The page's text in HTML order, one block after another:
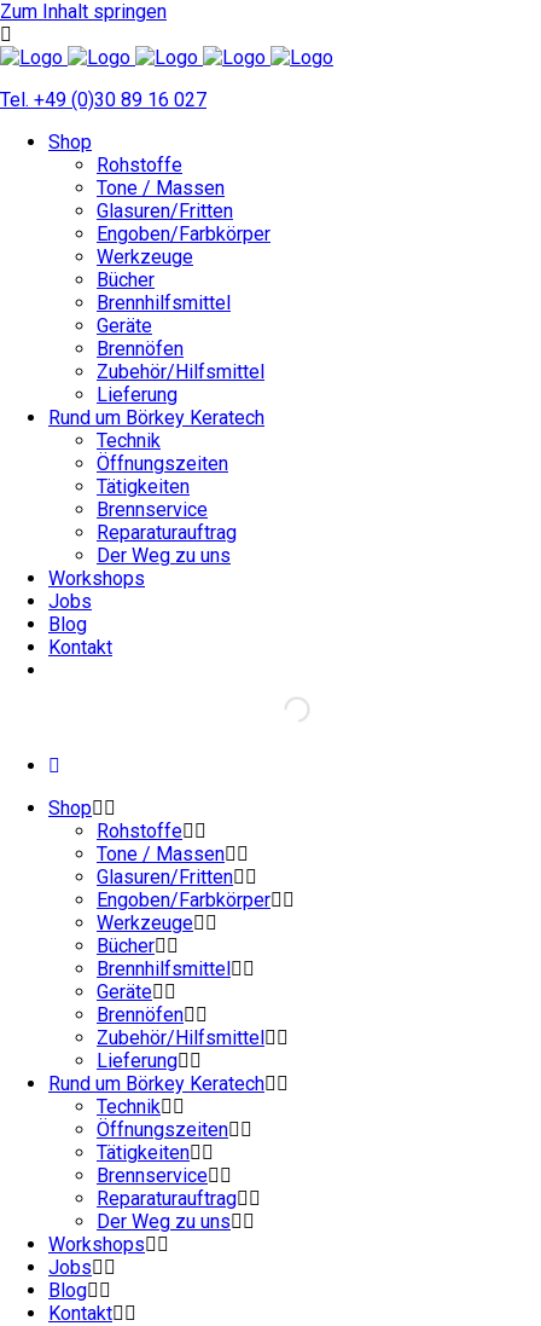
Zum Inhalt springen
Tel. +49 (0)30 89 16 027
Shop
Rohstoffe
Tone / Massen
Glasuren/Fritten
Engoben/Farbkörper
Werkzeuge
Bücher
Brennhilfsmittel
Geräte
Brennöfen
Zubehör/Hilfsmittel
Lieferung
Rund um Börkey Keratech
Technik
Öffnungszeiten
Tätigkeiten
Brennservice
Reparaturauftrag
Der Weg zu uns
Workshops
Jobs
Blog
Kontakt
Shop
Rohstoffe
Tone / Massen
Glasuren/Fritten
Engoben/Farbkörper
Werkzeuge
Bücher
Brennhilfsmittel
Geräte
Brennöfen
Zubehör/Hilfsmittel
Lieferung
Rund um Börkey Keratech
Technik
Öffnungszeiten
Tätigkeiten
Brennservice
Reparaturauftrag
Der Weg zu uns
Workshops
Jobs
Blog
Kontakt